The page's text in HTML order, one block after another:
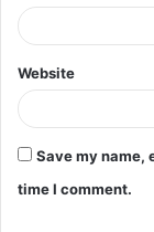
Website
Save my name,
time I comment.